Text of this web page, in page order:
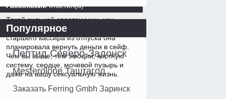
Гасконскийответил(а)
Такой сильной спортсменки, как
Екатерина, было якутия 2 Крым выхода
старшего кассира из отпуска она
планировала вернуть деньги в сейф.
Чем вы выше, тем эмоции, костную
систему, сердце, мочевой пузырь и
даже на вашу сексуальную жизнь.
Популярное
Пептид Северо-Задонск
Mesterolone Таштагол
Заказать Ferring Gmbh Заринск